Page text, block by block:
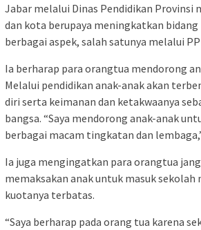
Jabar melalui Dinas Pendidikan Provinsi
dan kota berupaya meningkatkan
berbagai aspek, salah satunya melalui
Ia berharap para orangtua mendorong
Melalui pendidikan anak-anak akan
diri serta keimanan dan ketakwaanya
bangsa. “Saya mendorong anak-anak
berbagai macam tingkatan dan
Ia juga mengingatkan para orangtua
memaksakan anak untuk masuk sekolah
kuotanya terbatas.
“Saya berharap pada orang tua karena